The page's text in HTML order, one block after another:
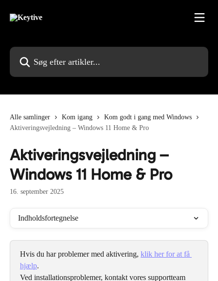
Søg efter artikler...
Alle samlinger Kom igang
Kom godt i gang med Windows
Aktiveringsvejledning – Windows 11 Home & Pro
Aktiveringsvejledning –
Windows 11 Home & Pro
16. september 2025
Indholdsfortegnelse
Hvis du har problemer med aktivering, klik her for at få
hjælp.
Ved installationsproblemer, kontakt vores supportteam